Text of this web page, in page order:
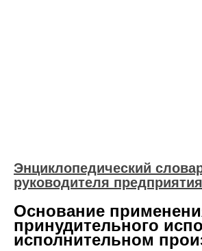
Энциклопедический
руководителя предприятия
Основание
принудительного
исполнительном